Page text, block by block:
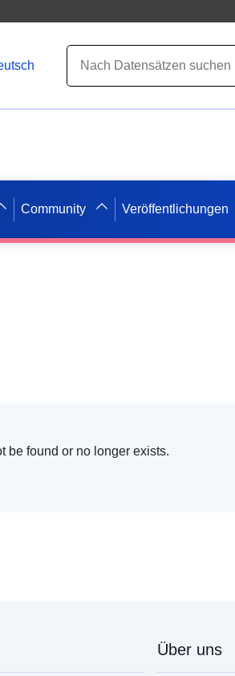
Community Veröffentlichungen
be found or no longer exists.
Über uns